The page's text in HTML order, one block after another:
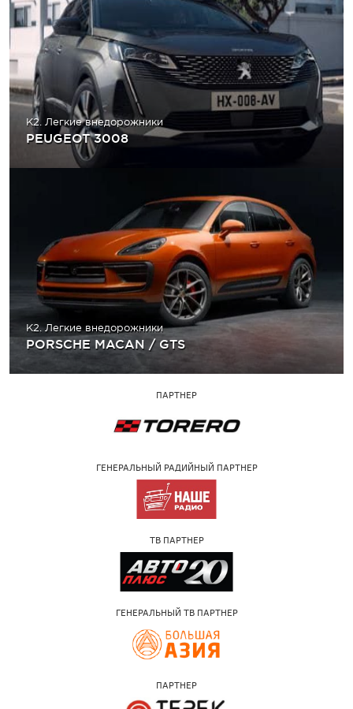
K2. Легкие внедорожники
PEUGEOT 3008
K2. Легкие внедорожники
PORSCHE MACAN / GTS
ПАРТНЕР
ГЕНЕРАЛЬНЫЙ РАДИЙНЫЙ ПАРТНЕР
ТВ ПАРТНЕР
ГЕНЕРАЛЬНЫЙ ТВ ПАРТНЕР
ПАРТНЕР